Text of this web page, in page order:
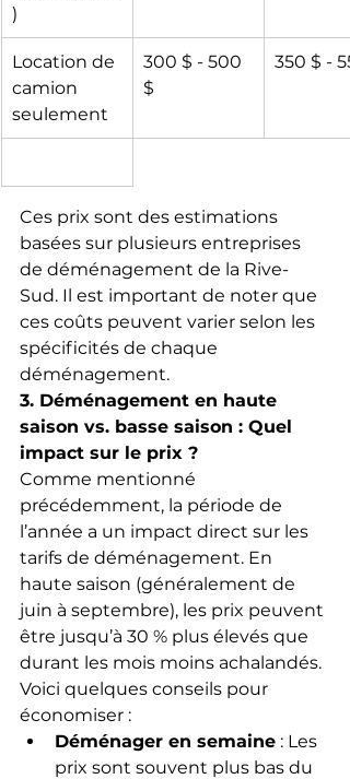
)
Location de
camion
seulement
300 $ - 500
$
350 $ -
Ces prix sont des estimations
basées sur plusieurs entreprises
de déménagement de la Rive-
Sud. Il est important de noter que
ces coûts peuvent varier selon les
spécificités de chaque
déménagement.
3. Déménagement en haute
saison vs. basse saison : Quel
impact sur le prix ?
Comme mentionné
précédemment, la période de
l’année a un impact direct sur les
tarifs de déménagement. En
haute saison (généralement de
juin à septembre), les prix peuvent
être jusqu’à 30 % plus élevés que
durant les mois moins achalandés.
Voici quelques conseils pour
économiser :
Déménager en semaine : Les
prix sont souvent plus bas du